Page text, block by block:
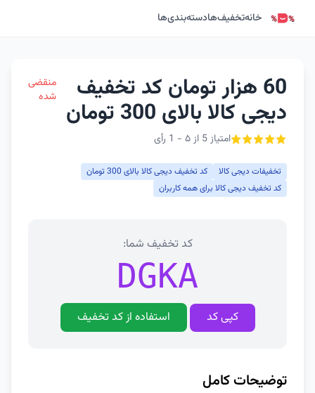
خانهتخفیف‌هادسته‌بندی‌ها
60 هزار تومان کد تخفیف
دیجی کالا بالای 300 تومان
امتیاز 5 از ۵ - 1 رأی
منقضی
شده
تخفیفات دیجی کالا
کد تخفیف دیجی کالا بالای 300 تومان
کد تخفیف دیجی کالا برای همه کاربران
کد تخفیف شما:
DGKA
کپی کد استفاده از کد تخفیف
توضیحات کامل